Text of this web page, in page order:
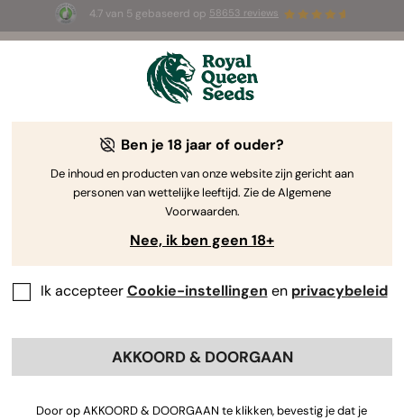
4.7 van 5 gebaseerd op 58653 reviews
1+1 GRATIS- Tijdelijke aanbieding
3d 7h 57m 54s
The RQS Blog
Cannabis Lifestyle Blogs
Ben je 18 jaar of ouder?
De inhoud en producten van onze website zijn gericht aan
personen van wettelijke leeftijd. Zie de Algemene
Voorwaarden.
Nee, ik ben geen 18+
Ik accepteerCookie-instellingen en privacybeleid
AKKOORD & DOORGAAN
Door op AKKOORD & DOORGAAN te klikken, bevestig je dat je